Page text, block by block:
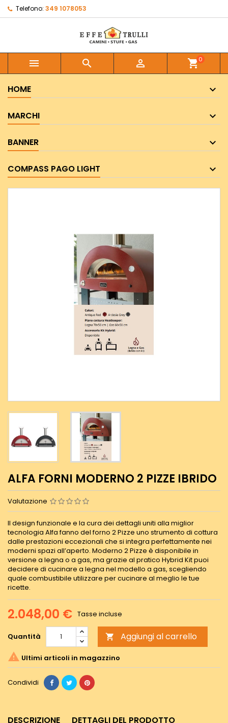
Telefono: 349 1078053
   shopping_cart0
HOME
MARCHI
BANNER
COMPASS PAGO LIGHT
ALFA FORNI MODERNO 2 PIZZE IBRIDO
Valutazione
Il design funzionale e la cura dei dettagli uniti alla miglior
tecnologia Alfa fanno del forno 2 Pizze uno strumento di cottura
dalle prestazioni eccezionali che si integra perfettamente nei
moderni spazi all’aperto. Moderno 2 Pizze è disponibile in
versione a legna o a gas, ma grazie al pratico Hybrid Kit puoi
decidere di cucinare a legna nel modello a gas, scegliendo
quale combustibile utilizzare per cucinare al meglio le tue
ricette.
2.048,00 € Tasse incluse
Quantità  Aggiungi al carrello
 Ultimi articoli in magazzino
Condividi
DESCRIZIONE
DETTAGLI DEL PRODOTTO